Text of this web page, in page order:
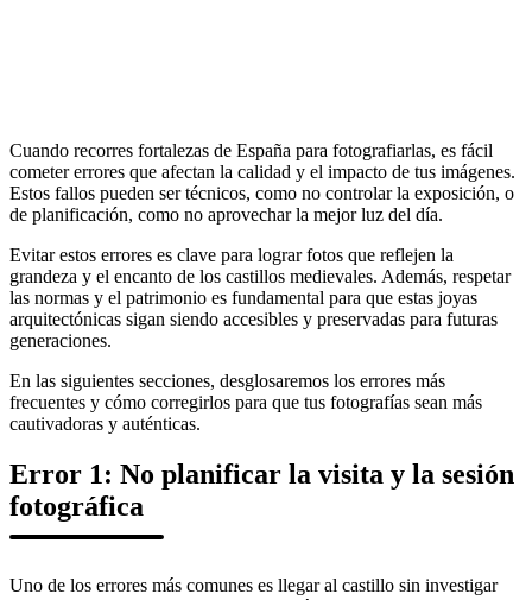
Cuando recorres fortalezas de España para fotografiarlas, es fácil
cometer errores que afectan la calidad y el impacto de tus imágenes.
Estos fallos pueden ser técnicos, como no controlar la exposición, o
de planificación, como no aprovechar la mejor luz del día.
Evitar estos errores es clave para lograr fotos que reflejen la
grandeza y el encanto de los castillos medievales. Además, respetar
las normas y el patrimonio es fundamental para que estas joyas
arquitectónicas sigan siendo accesibles y preservadas para futuras
generaciones.
En las siguientes secciones, desglosaremos los errores más
frecuentes y cómo corregirlos para que tus fotografías sean más
cautivadoras y auténticas.
Error 1: No planificar la visita y la sesión
fotográfica
Uno de los errores más comunes es llegar al castillo sin investigar